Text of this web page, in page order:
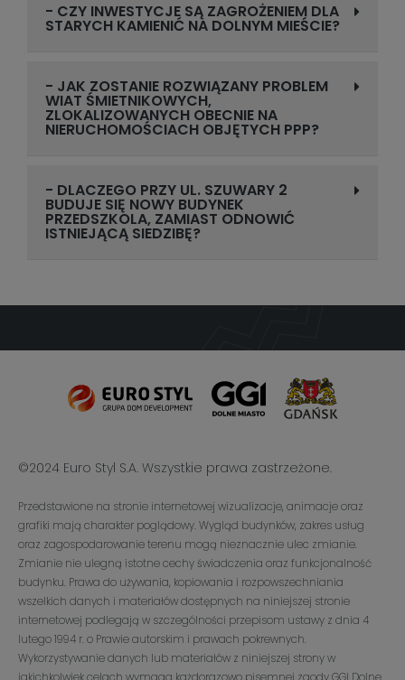
- CZY INWESTYCJE SĄ ZAGROŻENIEM DLA
STARYCH KAMIENIĆ NA DOLNYM MIEŚCIE?
- JAK ZOSTANIE ROZWIĄZANY PROBLEM
WIAT ŚMIETNIKOWYCH,
ZLOKALIZOWANYCH OBECNIE NA
NIERUCHOMOŚCIACH OBJĘTYCH PPP?
- DLACZEGO PRZY UL. SZUWARY 2
BUDUJE SIĘ NOWY BUDYNEK
PRZEDSZKOLA, ZAMIAST ODNOWIĆ
ISTNIEJĄCĄ SIEDZIBĘ?
©2024 Euro Styl S.A. Wszystkie prawa zastrzeżone.
Przedstawione na stronie internetowej wizualizacje, animacje oraz
grafiki mają charakter poglądowy. Wygląd budynków, zakres usług
oraz zagospodarowanie terenu mogą nieznacznie ulec zmianie.
Zmianie nie ulegną istotne cechy świadczenia oraz funkcjonalność
budynku. Prawa do używania, kopiowania i rozpowszechniania
wszelkich danych i materiałów dostępnych na niniejszej stronie
internetowej podlegają w szczególności przepisom ustawy z dnia 4
lutego 1994 r. o Prawie autorskim i prawach pokrewnych.
Wykorzystywanie danych lub materiałów z niniejszej strony w